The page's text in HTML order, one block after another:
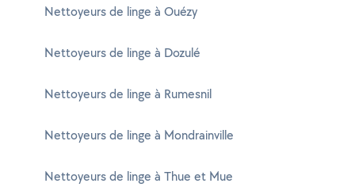
Nettoyeurs de linge à Ouézy
Nettoyeurs de linge à Dozulé
Nettoyeurs de linge à Rumesnil
Nettoyeurs de linge à Mondrainville
Nettoyeurs de linge à Thue et Mue